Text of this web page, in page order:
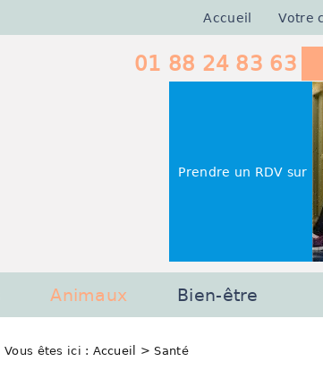
Accueil Votre
01 88 24 83 63
Prendre un RDV sur
Animaux Bien-être
Vous êtes ici : Accueil > Santé